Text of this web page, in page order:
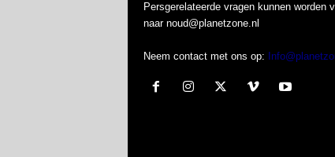
Persgerelateerde vragen kunnen worden
naar noud@planetzone.nl
Neem contact met ons op: